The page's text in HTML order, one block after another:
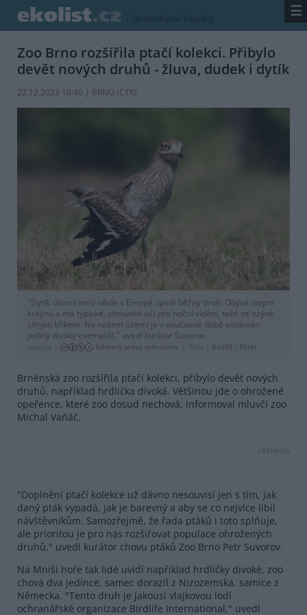
/ zpravodajství / zprávy ☰
Zoo Brno rozšířila ptačí kolekci. Přibylo
devět nových druhů - žluva, dudek i dytík
22.12.2023 10:40 | BRNO (ČTK)
"Dytík úhorní není nikde v Evropě úplně běžný druh. Obývá stepní
krajinu a má typické, obrovské oči pro noční vidění, také se ozývá
silným křikem. Na našem území je v současné době evidován
jediný divoký exemplář," uvedl kurátor Suvorov.
Licence | Některá práva vyhrazena Foto | fra298 Flickr
Brněnská zoo rozšířila ptačí kolekci, přibylo devět nových
druhů, například hrdlička divoká. Většinou jde o ohrožené
opeřence, které zoo dosud nechová, informoval mluvčí zoo
Michal Vaňáč.
reklama
"Doplnění ptačí kolekce už dávno nesouvisí jen s tím, jak
daný pták vypadá, jak je barevný a aby se co nejvíce líbil
návštěvníkům. Samozřejmě, že řada ptáků i toto splňuje,
ale prioritou je pro nás rozšiřovat populace ohrožených
druhů," uvedl kurátor chovu ptáků Zoo Brno Petr Suvorov.
Na Mniší hoře tak lidé uvidí například hrdličky divoké, zoo
chová dva jedince, samec dorazil z Nizozemska, samice z
Německa. "Tento druh je jakousi vlajkovou lodí
ochranářské organizace Birdlife International," uvedl